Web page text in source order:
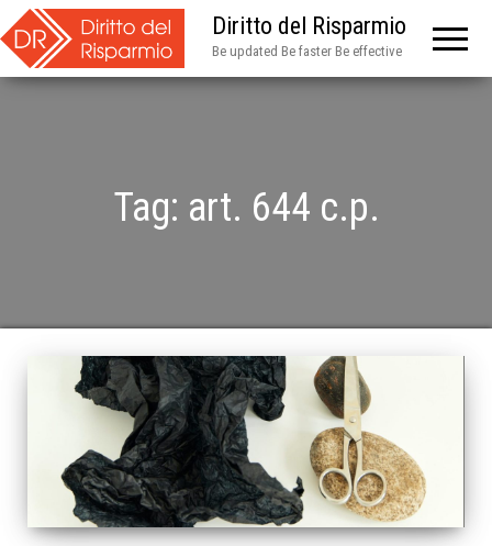
Diritto del Risparmio
Be updated Be faster Be effective
Tag: art. 644 c.p.